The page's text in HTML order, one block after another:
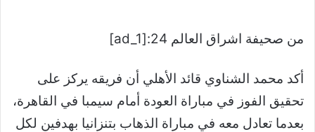
من صحيفة اشراق العالم 24:[ad_1]
أكد محمد الشناوي قائد الأهلي أن فريقه يركز على
تحقيق الفوز في مباراة العودة أمام سيمبا في القاهرة،
بعدما تعادل معه في مباراة الذهاب بتنزانيا بهدفين لكل